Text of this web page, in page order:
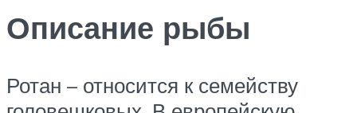
Описание рыбы
Ротан – относится к семейству